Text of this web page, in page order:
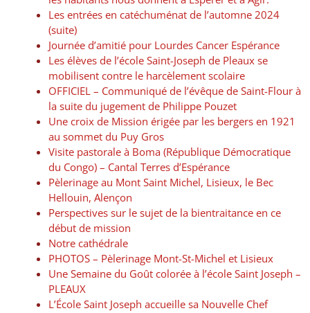
Les entrées en catéchuménat de l’automne 2024
(suite)
Journée d’amitié pour Lourdes Cancer Espérance
Les élèves de l’école Saint-Joseph de Pleaux se
mobilisent contre le harcèlement scolaire
OFFICIEL – Communiqué de l’évêque de Saint-Flour à
la suite du jugement de Philippe Pouzet
Une croix de Mission érigée par les bergers en 1921
au sommet du Puy Gros
Visite pastorale à Boma (République Démocratique
du Congo) – Cantal Terres d’Espérance
Pèlerinage au Mont Saint Michel, Lisieux, le Bec
Hellouin, Alençon
Perspectives sur le sujet de la bientraitance en ce
début de mission
Notre cathédrale
PHOTOS – Pèlerinage Mont-St-Michel et Lisieux
Une Semaine du Goût colorée à l’école Saint Joseph –
PLEAUX
L’École Saint Joseph accueille sa Nouvelle Chef